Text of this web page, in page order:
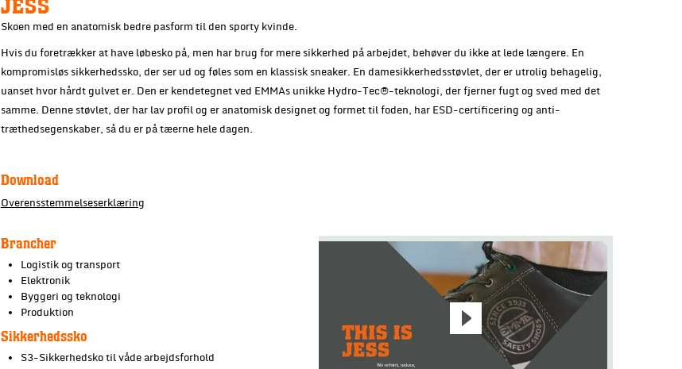
JESS
Skoen med en anatomisk bedre pasform til den sporty kvinde.
Hvis du foretrækker at have løbesko på, men har brug for mere sikkerhed på arbejdet, behøver du ikke at lede længere. En
kompromisløs sikkerhedssko, der ser ud og føles som en klassisk sneaker. En damesikkerhedsstøvlet, der er utrolig behagelig,
uanset hvor hårdt gulvet er. Den er kendetegnet ved EMMAs unikke Hydro-Tec®-teknologi, der fjerner fugt og sved med det
samme. Denne støvlet, der har lav profil og er anatomisk designet og formet til foden, har ESD-certificering og anti-
træthedsegenskaber, så du er på tæerne hele dagen.
Download
Overensstemmelseserklæring
Brancher
Logistik og transport
Elektronik
Byggeri og teknologi
Produktion
Sikkerhedssko
S3-Sikkerhedsko til våde arbejdsforhold